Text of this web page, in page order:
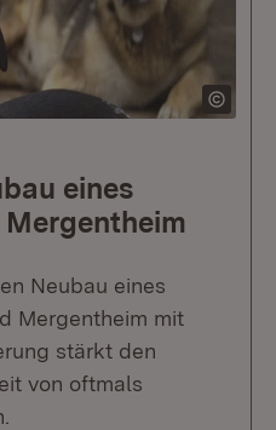
eines
Neubau eines
Mergentheim mit
stärkt den
von oftmals